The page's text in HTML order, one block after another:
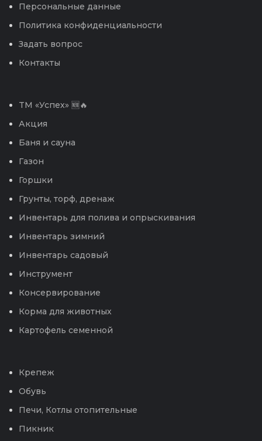
Персональные данные
Политика конфиденциальности
Задать вопрос
Контакты
TM «Успех» 🆕🔥
Акция
Баня и сауна
Газон
Горшки
Грунты, торф, дренаж
Инвентарь для полива и опрыскивания
Инвентарь зимний
Инвентарь садовый
Инструмент
Консервирование
Корма для животных
Картофель семенной
Крепеж
Обувь
Печи, Котлы отопительные
Пикник